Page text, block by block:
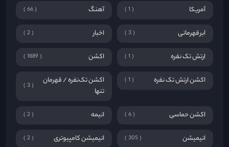
انیمیشن
بلژیک بیوگرافی
تاریخی تاریخی حماسی
تاک شو ترسناک 822
ترسناک جسمی 5 ترسناک روانشناختی 6
ترسناک زامبی 2 ترسناک قاتل سریالی 4